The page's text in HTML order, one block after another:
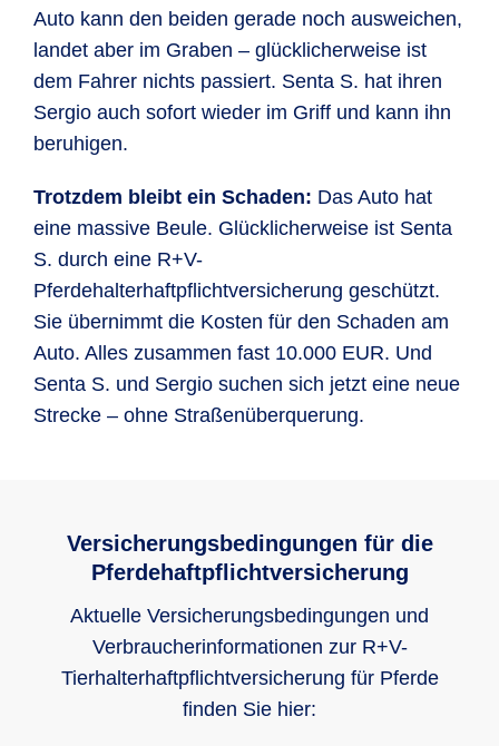
Auto kann den beiden gerade noch ausweichen,
landet aber im Graben – glücklicherweise ist
dem Fahrer nichts passiert. Senta S. hat ihren
Sergio auch sofort wieder im Griff und kann ihn
beruhigen.
Trotzdem bleibt ein Schaden: Das Auto hat
eine massive Beule. Glücklicherweise ist Senta
S. durch eine R+V-
Pferdehalterhaftpflichtversicherung geschützt.
Sie übernimmt die Kosten für den Schaden am
Auto. Alles zusammen fast 10.000 EUR. Und
Senta S. und Sergio suchen sich jetzt eine neue
Strecke – ohne Straßenüberquerung.
Versicherungsbedingungen für die
Pferdehaftpflichtversicherung
Aktuelle Versicherungsbedingungen und
Verbraucherinformationen zur R+V-
Tierhalterhaftpflichtversicherung für Pferde
finden Sie hier: